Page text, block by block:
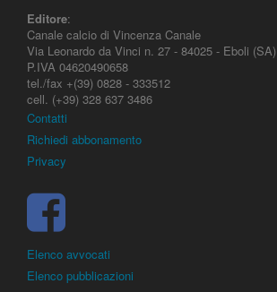
Editore:
Canale calcio di Vincenza Canale
Via Leonardo da Vinci n. 27 - 84025 - Eboli (SA)
P.IVA 04620490658
tel./fax +(39) 0828 - 333512
cell. (+39) 328 637 3486
Contatti
Richiedi abbonamento
Privacy
Elenco avvocati
Elenco pubblicazioni